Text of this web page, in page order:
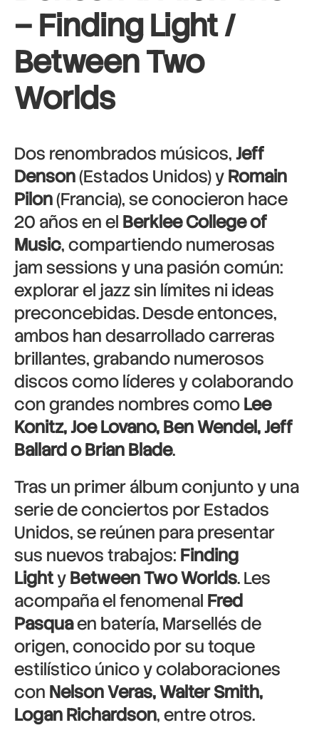
– Finding Light /
Between Two
Worlds
Dos renombrados músicos,Jeff
Denson(Estados Unidos) yRomain
Pilon(Francia), se conocieron hace
20 años en el Berklee College of
Music, compartiendo numerosas
jam sessions y una pasión común:
explorar el jazz sin límites ni ideas
preconcebidas. Desde entonces,
ambos han desarrollado carreras
brillantes, grabando numerosos
discos como líderes y colaborando
con grandes nombres comoLee
Konitz, Joe Lovano, Ben Wendel, Jeff
Ballard o Brian Blade.
Tras un primer álbum conjunto y una
serie de conciertos por Estados
Unidos, se reúnen para presentar
sus nuevos trabajos: Finding
LightyBetween Two Worlds. Les
acompaña el fenomenal Fred
Pasquaen batería, Marsellés de
origen, conocido por su toque
estilístico único y colaboraciones
con Nelson Veras, Walter Smith,
Logan Richardson, entre otros.